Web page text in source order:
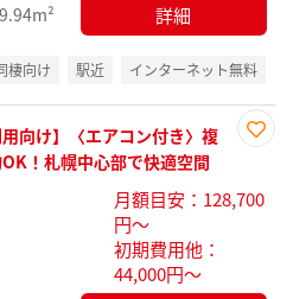
詳細
棲向け 駅近 インターネット無料
り登
用向け】〈エアコン付き〉複
！札幌中心部で快適空間
月額目安：128,700
円～
初期費用他：
44,000円～